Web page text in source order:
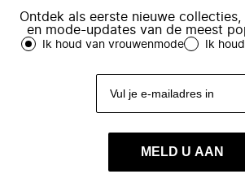
Ontdek als eerste nieuwe collecties,
en mode-updates van de meest
Ik houd van vrouwenmode Ik
MELD U AAN